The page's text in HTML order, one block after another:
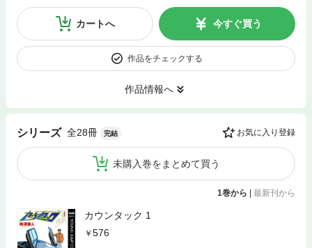
カートへ 今すぐ買う
作品をチェックする
作品情報へ
シリーズ 全28冊 完結 お気に入り登録
未購入巻をまとめて買う
1巻から 最新刊から
カウンタック 1
576